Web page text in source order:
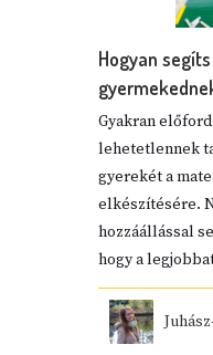
Hogyan
Gyakran
lehetetlennek
gyerekét a
elkészítésére.
hozzáállással
hogy a